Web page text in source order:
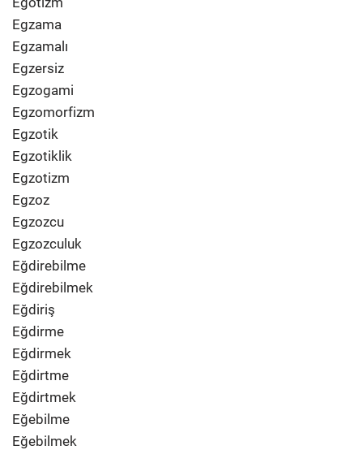
Egzama
Egzamalı
Egzersiz
Egzogami
Egzomorfizm
Egzotik
Egzotiklik
Egzotizm
Egzoz
Egzozcu
Egzozculuk
Eğdirebilme
Eğdirebilmek
Eğdiriş
Eğdirme
Eğdirmek
Eğdirtme
Eğdirtmek
Eğebilme
Eğebilmek